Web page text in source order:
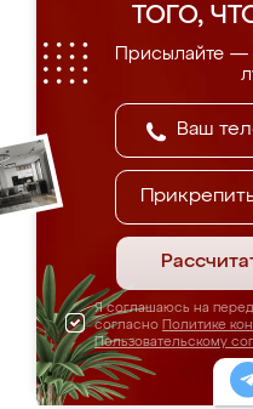
ТОГО,
Присылайте
Я соглашаюсь на
согласно Политике
Пользовательскому